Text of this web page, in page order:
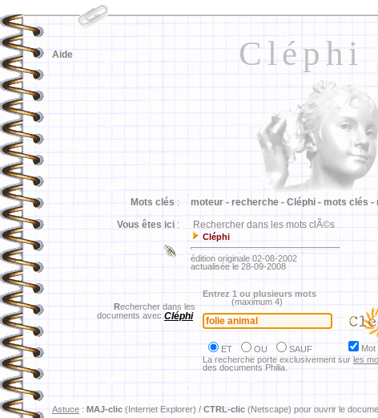
Cléphi
Aide
Mots clés : moteur - recherche - Cléphi - mots clés -
Vous êtes ici : Rechercher dans les mots clÃ©s
Cléphi
édition originale 02-08-2002
actualisée le 28-09-2008
Rechercher dans les
documents avec Cléphi
Entrez 1 ou plusieurs mots
(maximum 4)
ET OU SAUF
Mot
La recherche porte exclusivement sur les
des documents Philia.
Astuce : MAJ-clic (Internet Explorer) / CTRL-clic (Netscape) pour ouvrir le